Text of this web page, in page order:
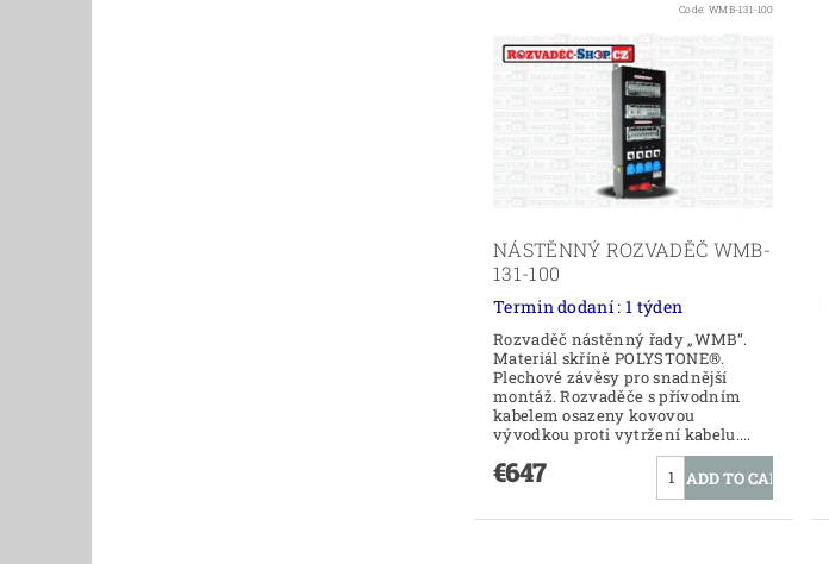
Code: WMB-131-100
NÁSTĚNNÝ ROZVADĚČ WMB-
131-100
Termin dodaní : 1 týden
Rozvaděč nástěnný řady „WMB“.
Materiál skříně POLYSTONE®.
Plechové závěsy pro snadnější
montáž. Rozvaděče s přívodním
kabelem osazeny kovovou
vývodkou proti vytržení kabelu....
€647